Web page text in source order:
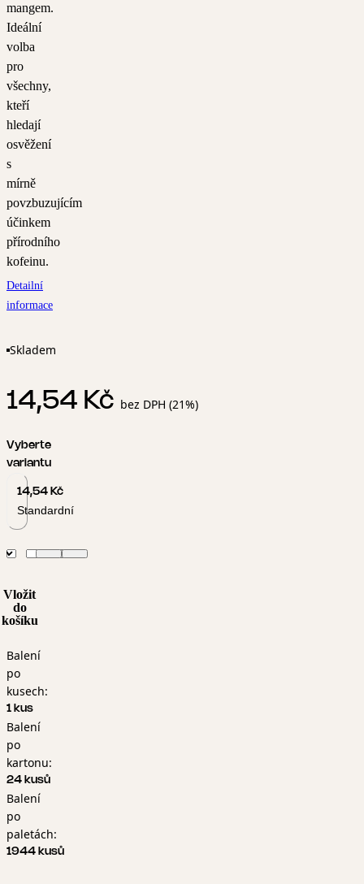
mangem.
Ideální
volba
pro
všechny,
kteří
hledají
osvěžení
s
mírně
povzbuzujícím
účinkem
přírodního
kofeinu.
Detailní
informace
Skladem
14,54 Kč bez DPH (21%)
Vyberte
variantu
14,54 Kč
Standardní
Vložit
do
košíku
Balení
po
kusech:
1 kus
Balení
po
kartonu:
24 kusů
Balení
po
paletách:
1944 kusů